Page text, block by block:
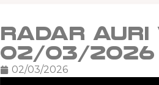
Radar Auri
02/03/2026
02/03/2026